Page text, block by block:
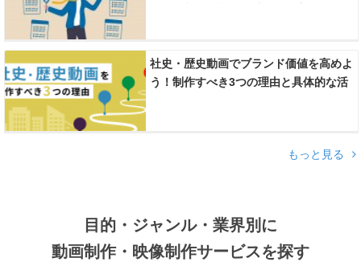
社史・歴史動画でブランド価値を高めよ
う！制作すべき3つの理由と具体的な活
もっと見る
目的・ジャンル・業界別に
動画制作・映像制作サービスを探す